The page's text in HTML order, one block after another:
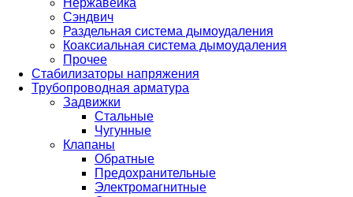
Сэндвич
Раздельная система дымоудаления
Коаксиальная система дымоудаления
Прочее
Стабилизаторы напряжения
Трубопроводная арматура
Задвижки
Стальные
Чугунные
Клапаны
Обратные
Предохранительные
Электромагнитные